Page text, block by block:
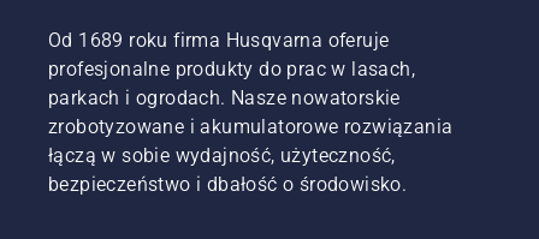
Od 1689 roku firma Husqvarna oferuje
profesjonalne produkty do prac w lasach,
parkach i ogrodach. Nasze nowatorskie
zrobotyzowane i akumulatorowe rozwiązania
łączą w sobie wydajność, użyteczność,
bezpieczeństwo i dbałość o środowisko.